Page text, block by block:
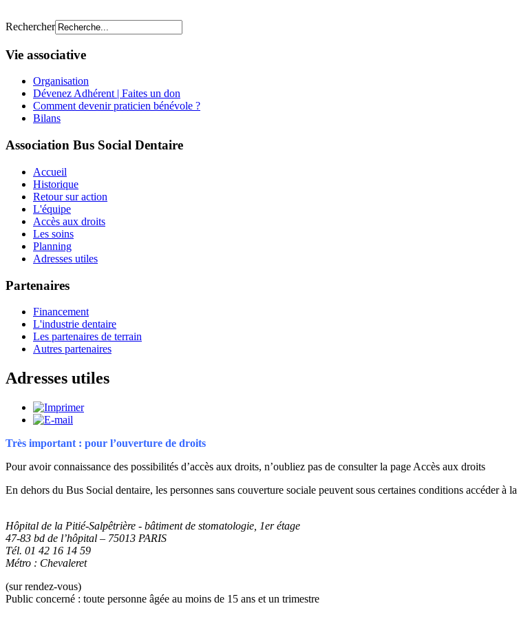
Rechercher
Vie associative
Organisation
Dévenez Adhérent | Faites un don
Comment devenir praticien bénévole ?
Bilans
Association Bus Social Dentaire
Accueil
Historique
Retour sur action
L'équipe
Accès aux droits
Les soins
Planning
Adresses utiles
Partenaires
Financement
L'industrie dentaire
Les partenaires de terrain
Autres partenaires
Adresses utiles
Très important : pour l’ouverture de droits
Pour avoir connaissance des possibilités d’accès aux droits, n’oubliez pas de consulter la page Accès aux droits
En dehors du Bus Social dentaire, les personnes sans couverture sociale peuvent sous certaines conditions accéder à la
Hôpital de la Pitié-Salpêtrière - bâtiment de stomatologie, 1er étage
47-83 bd de l’hôpital – 75013 PARIS
Tél. 01 42 16 14 59
Métro : Chevaleret
(sur rendez-vous)
Public concerné : toute personne âgée au moins de 15 ans et un trimestre